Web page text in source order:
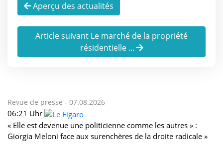
Aperçu des actualités
Article suivant Le marché de la propriété
résidentielle ...
Revue de presse - 07.08.2026
06:21 Uhr
« Elle est devenue une politicienne comme les autres » :
Giorgia Meloni face aux surenchères de la droite radicale »